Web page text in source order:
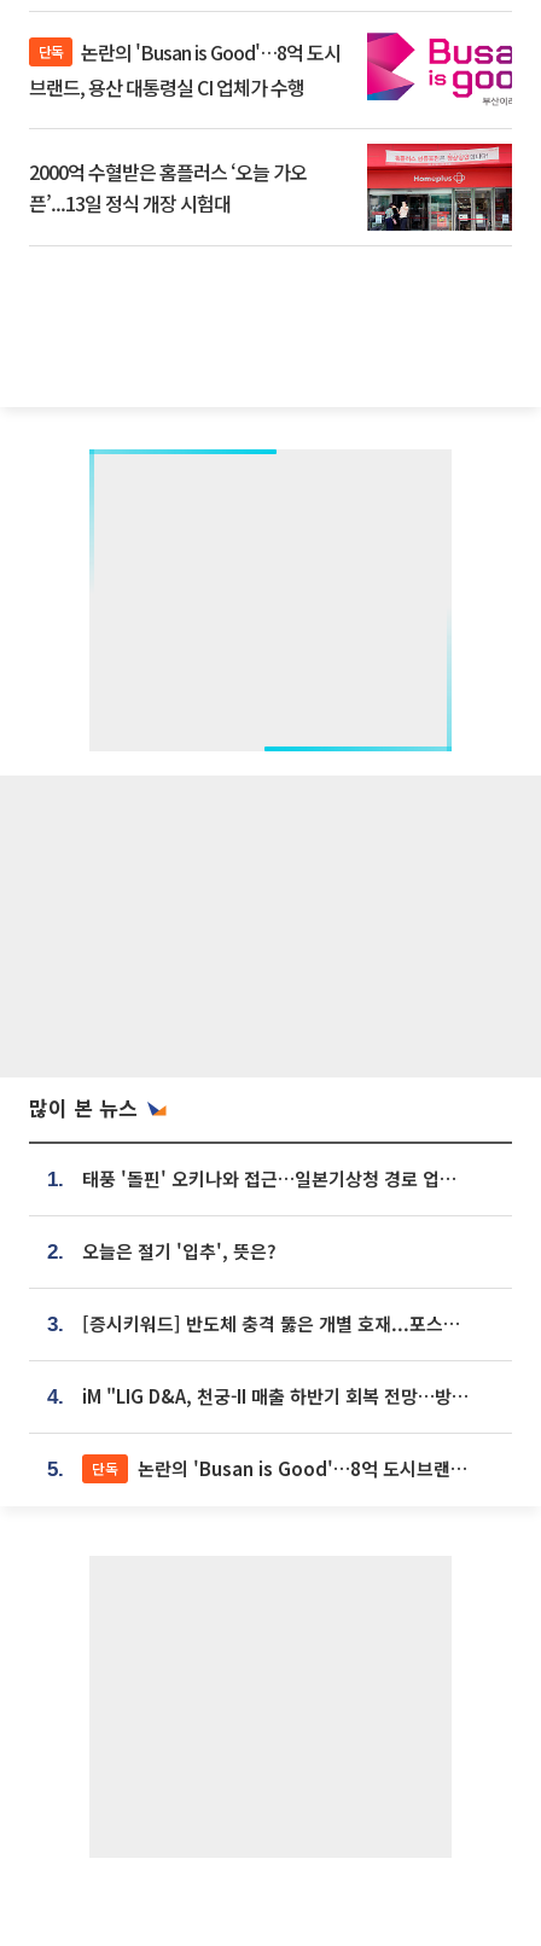
단독
브랜드, 용산 대통령실 CI 업체가 수행
2000억 수혈받은 홈플러스 ‘오늘 가오
픈’...13일 정식 개장 시험대
많이 본 뉴스
1. 태풍 '돌핀' 오키나와 접근…일본기상청 경로 업데이트
2. 오늘은 절기 '입추', 뜻은?
3. [증시키워드] 반도체 충격 뚫은 개별 호재...포스코퓨처엠·에코프로·한화솔루션 '눈길'
4. iM "LIG D&A, 천궁-II 매출 하반기 회복 전망…방산 톱픽 유지"
5. 단독 논란의 'Busan is Good'…8억 도시브랜드, 용산 대통령실 CI 업체가 수행